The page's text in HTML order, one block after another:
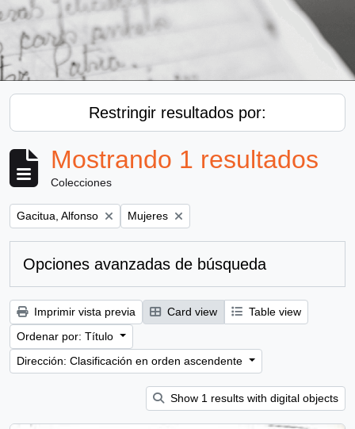
Restringir resultados por:
Mostrando 1 resultados
Colecciones
Remove filter:
Gacitua, Alfonso Remove filter:
Mujeres
Opciones avanzadas de búsqueda
Imprimir vista previa Card view
Table view
Ordenar por: Título
Dirección: Clasificación en orden ascendente
Show 1 results with digital objects